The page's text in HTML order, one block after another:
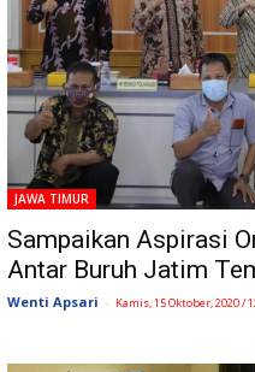
JAWA TIMUR
Sampaikan Aspirasi
Antar Buruh Jatim
Wenti Apsari - Kamis, 15 Oktober, 2020 /